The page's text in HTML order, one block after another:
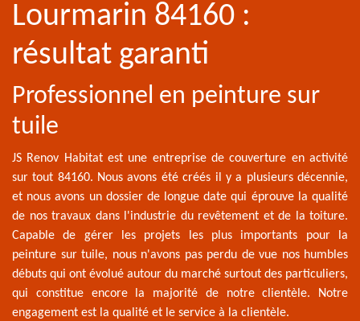
Lourmarin 84160 :
résultat garanti
Professionnel en peinture sur
tuile
JS Renov Habitat est une entreprise de couverture en activité
sur tout 84160. Nous avons été créés il y a plusieurs décennie,
et nous avons un dossier de longue date qui éprouve la qualité
de nos travaux dans l'industrie du revêtement et de la toiture.
Capable de gérer les projets les plus importants pour la
peinture sur tuile, nous n'avons pas perdu de vue nos humbles
débuts qui ont évolué autour du marché surtout des particuliers,
qui constitue encore la majorité de notre clientèle. Notre
engagement est la qualité et le service à la clientèle.